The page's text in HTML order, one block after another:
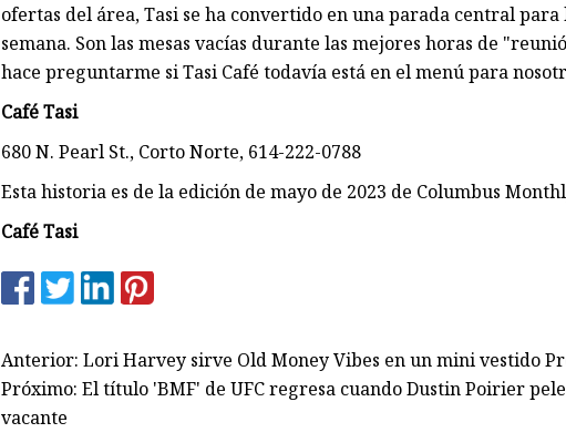
ofertas del área, Tasi se ha convertido en una parada central
semana. Son las mesas vacías durante las mejores horas de
hace preguntarme si Tasi Café todavía está en el menú para
Café Tasi
680 N. Pearl St., Corto Norte, 614-222-0788
Esta historia es de la edición de mayo de 2023 de Columbus
Café Tasi
Anterior: Lori Harvey sirve Old Money Vibes en un mini vestido
Próximo: El título 'BMF' de UFC regresa cuando Dustin Poirier
vacante